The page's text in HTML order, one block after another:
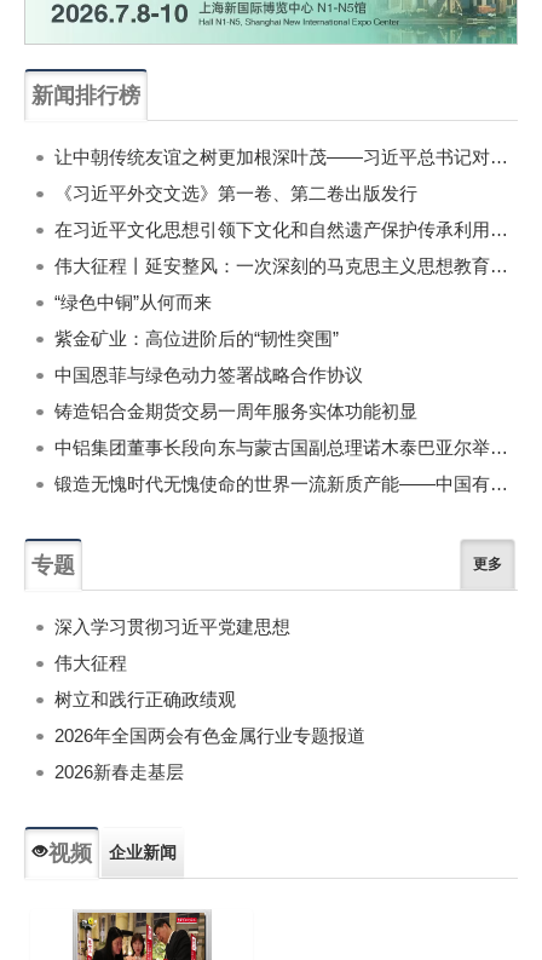
新闻排行榜
让中朝传统友谊之树更加根深叶茂——习近平总书记对朝鲜进行国事访问纪实
《习近平外交文选》第一卷、第二卷出版发行
在习近平文化思想引领下文化和自然遗产保护传承利用工作开创新局面
伟大征程丨延安整风：一次深刻的马克思主义思想教育运动
“绿色中铜”从何而来
紫金矿业：高位进阶后的“韧性突围”
中国恩菲与绿色动力签署战略合作协议
铸造铝合金期货交易一周年服务实体功能初显
中铝集团董事长段向东与蒙古国副总理诺木泰巴亚尔举行会谈
锻造无愧时代无愧使命的世界一流新质产能——中国有色金属工业的战略应对与破局之道（二）
专题 更多
深入学习贯彻习近平党建思想
伟大征程
树立和践行正确政绩观
2026年全国两会有色金属行业专题报道
2026新春走基层
视频 企业新闻